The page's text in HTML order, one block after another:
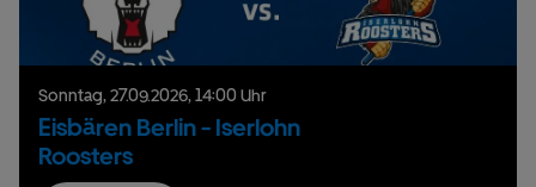
Sonntag,27.09.2026,14:00 Uhr
Eisbären Berlin - Iserlohn
Roosters